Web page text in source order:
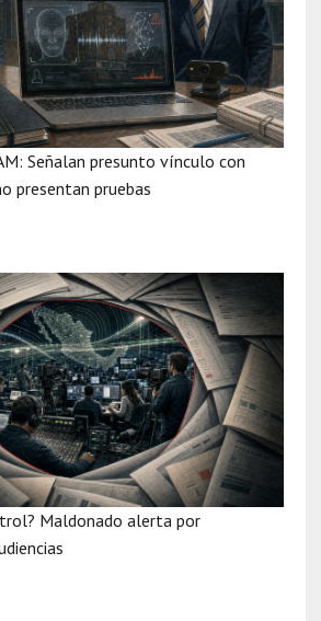
Señalan presunto vínculo con
presentan pruebas
Maldonado alerta por